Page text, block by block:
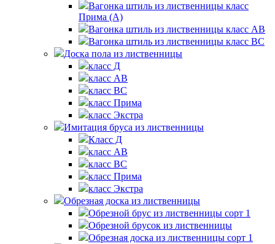
Вагонка штиль из лиственницы класс
Прима (А)
Вагонка штиль из лиственницы класс АВ
Вагонка штиль из лиственницы класс BС
Доска пола из лиственницы
класс Д
класс AB
класс ВС
класс Прима
класс Экстра
Имитация бруса из лиственницы
Класс Д
класс AB
класс BC
класс Прима
класс Экстра
Обрезная доска из лиственницы
Обрезной брус из лиственницы сорт 1
Обрезной брусок из лиственницы
Обрезная доска из лиственницы сорт 1